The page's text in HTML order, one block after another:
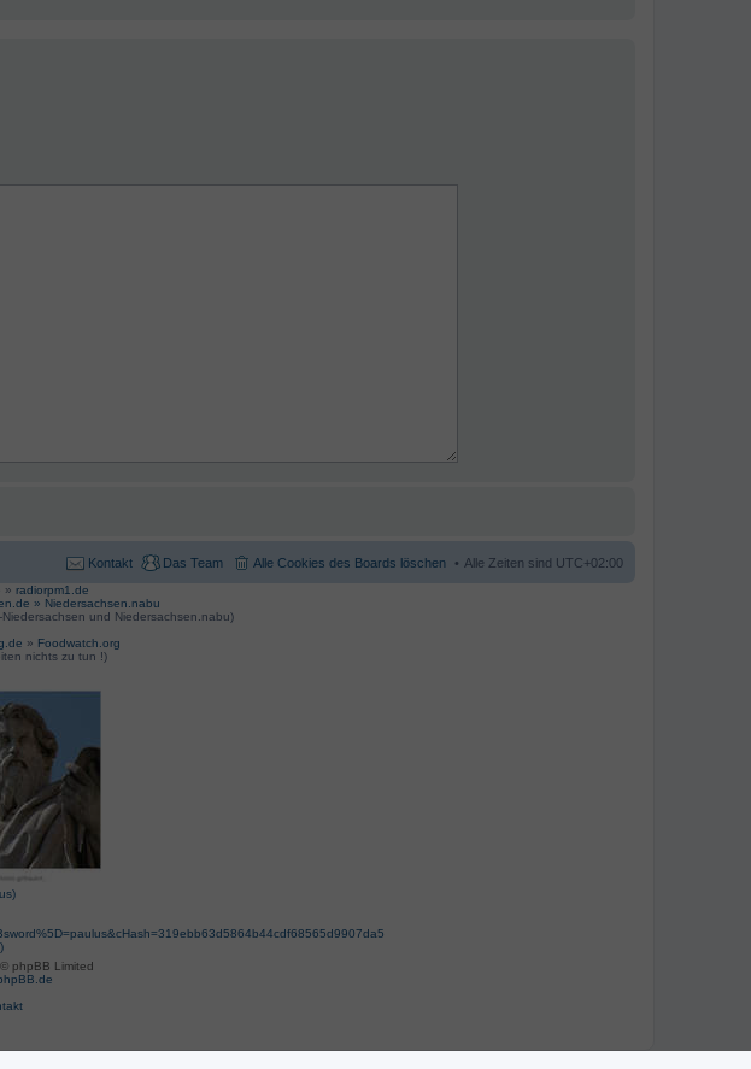
Alle Zeiten sind UTC+02:00
Alle Cookies des Boards löschen
Das Team
Kontakt
» radiorpm1.de
» Niedersachsen.nabu
und Niedersachsen.nabu)
» Foodwatch.org
nichts zu tun !)
phpBB Limited